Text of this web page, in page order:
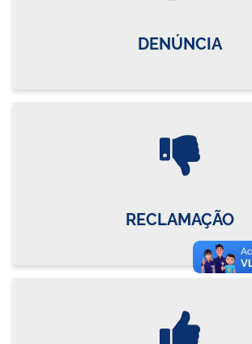
DENÚNCIA
RECLAMAÇÃO